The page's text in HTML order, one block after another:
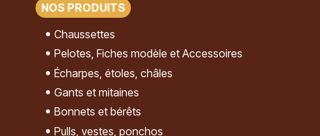
NOS PRODUITS
Chaussettes
Pelotes, Fiches modèle et Accessoires
Écharpes, étoles, châles
Gants et mitaines
Bonnets et bérêts
Pulls, vestes, ponchos